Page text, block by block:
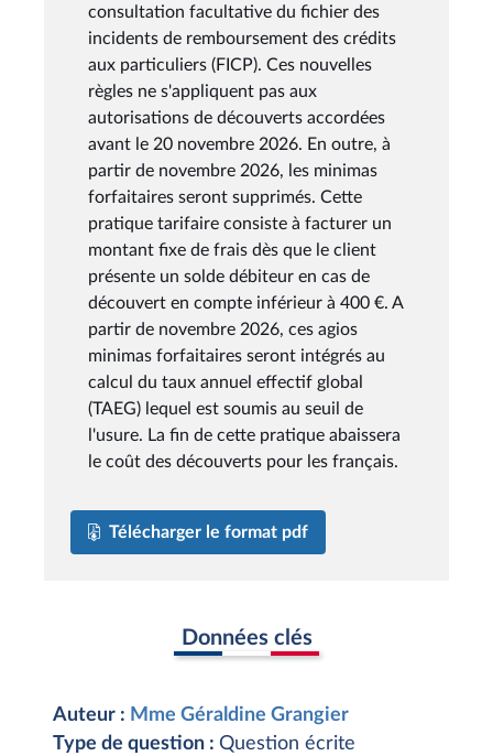
consultation facultative du fichier des
incidents de remboursement des crédits
aux particuliers (FICP). Ces nouvelles
règles ne s'appliquent pas aux
autorisations de découverts accordées
avant le 20 novembre 2026. En outre, à
partir de novembre 2026, les minimas
forfaitaires seront supprimés. Cette
pratique tarifaire consiste à facturer un
montant fixe de frais dès que le client
présente un solde débiteur en cas de
découvert en compte inférieur à 400 €. A
partir de novembre 2026, ces agios
minimas forfaitaires seront intégrés au
calcul du taux annuel effectif global
(TAEG) lequel est soumis au seuil de
l'usure. La fin de cette pratique abaissera
le coût des découverts pour les français.
Télécharger le format pdf
Données clés
Auteur : Mme Géraldine Grangier
Type de question : Question écrite